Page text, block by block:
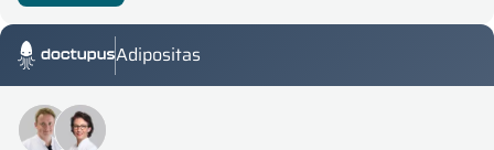
Doctupus Tutorials
Adipositas